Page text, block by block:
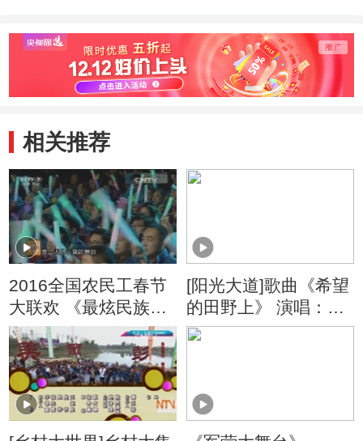
（四）
相关推荐
2016全国农民工春节
大联欢 《最炫民族
风》
[阳光大道]歌曲《希望
的田野上》 演唱：朱
之文